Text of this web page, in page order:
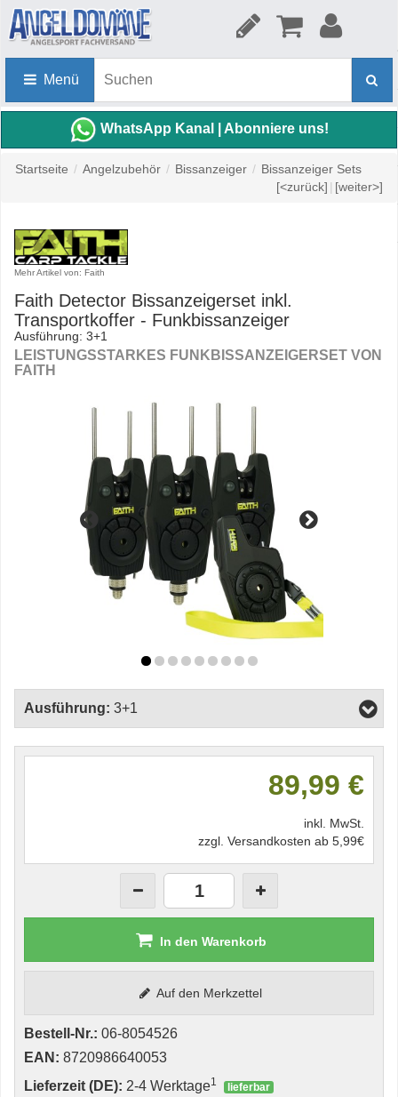
Menü
WhatsApp Kanal | Abonniere uns!
Startseite / Angelzubehör / Bissanzeiger / Bissanzeiger Sets
[<zurück] | [weiter>]
Mehr Artikel von: Faith
Faith Detector Bissanzeigerset inkl.
Transportkoffer - Funkbissanzeiger
Ausführung: 3+1
LEISTUNGSSTARKES FUNKBISSANZEIGERSET VON
FAITH
Ausführung: 3+1
89,99 €
inkl. MwSt.
zzgl. Versandkosten ab 5,99€
In den Warenkorb
Auf den Merkzettel
Bestell-Nr.: 06-8054526
EAN: 8720986640053
Lieferzeit (DE): 2-4 Werktage1 lieferbar